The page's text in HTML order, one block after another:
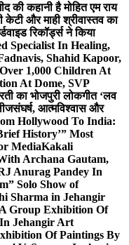
की कहानी है मोहित एम राय
केटी और माही श्रीवास्तव का
रिकॉर्ड्स ने किया
Specialist In Healing,
Shahid Kapoor,
1,000 Children At
At Dome, SVP
का भोजपुरी लोकगीत ‘लव
संघर्ष, आत्मविश्वास और
Hollywood To India:
History’” Most
MediaKakali
Archana Gautam,
Anurag Pandey In
Solo Show of
Sharma in Jehangir
Group Exhibition Of
Jehangir Art
Of Paintings By